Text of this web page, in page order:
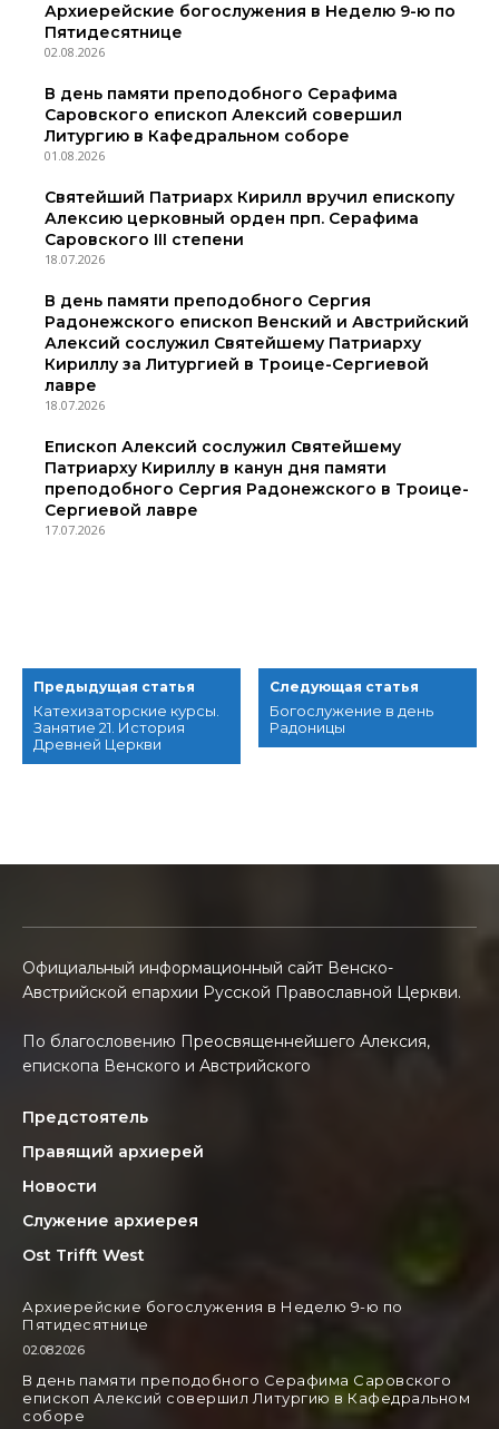
Архиерейские богослужения в Неделю 9-ю по
Пятидесятнице
02.08.2026
В день памяти преподобного Серафима
Саровского епископ Алексий совершил
Литургию в Кафедральном соборе
01.08.2026
Святейший Патриарх Кирилл вручил епископу
Алексию церковный орден прп. Серафима
Саровского III степени
18.07.2026
В день памяти преподобного Сергия
Радонежского епископ Венский и Австрийский
Алексий сослужил Святейшему Патриарху
Кириллу за Литургией в Троице-Сергиевой
лавре
18.07.2026
Епископ Алексий сослужил Святейшему
Патриарху Кириллу в канун дня памяти
преподобного Сергия Радонежского в Троице-
Сергиевой лавре
17.07.2026
Предыдущая статья
Катехизаторские курсы.
Занятие 21. История
Древней Церкви
Следующая статья
Богослужение в день
Радоницы
Официальный информационный сайт Венско-
Австрийской епархии Русской Православной Церкви.
По благословению Преосвященнейшего Алексия,
епископа Венского и Австрийского
Предстоятель
Правящий архиерей
Новости
Служение архиерея
Ost Trifft West
Архиерейские богослужения в Неделю 9-ю по
Пятидесятнице
02.08.2026
В день памяти преподобного Серафима Саровского
епископ Алексий совершил Литургию в Кафедральном
соборе